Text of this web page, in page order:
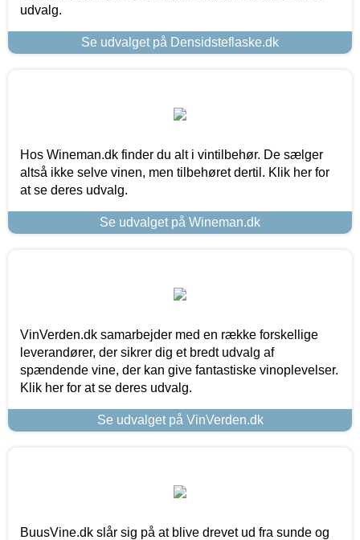
udvalg.
Se udvalget på Densidsteflaske.dk
Hos Wineman.dk finder du alt i vintilbehør. De sælger
altså ikke selve vinen, men tilbehøret dertil. Klik her for
at se deres udvalg.
Se udvalget på Wineman.dk
VinVerden.dk samarbejder med en række forskellige
leverandører, der sikrer dig et bredt udvalg af
spændende vine, der kan give fantastiske vinoplevelser.
Klik her for at se deres udvalg.
Se udvalget på VinVerden.dk
BuusVine.dk slår sig på at blive drevet ud fra sunde og